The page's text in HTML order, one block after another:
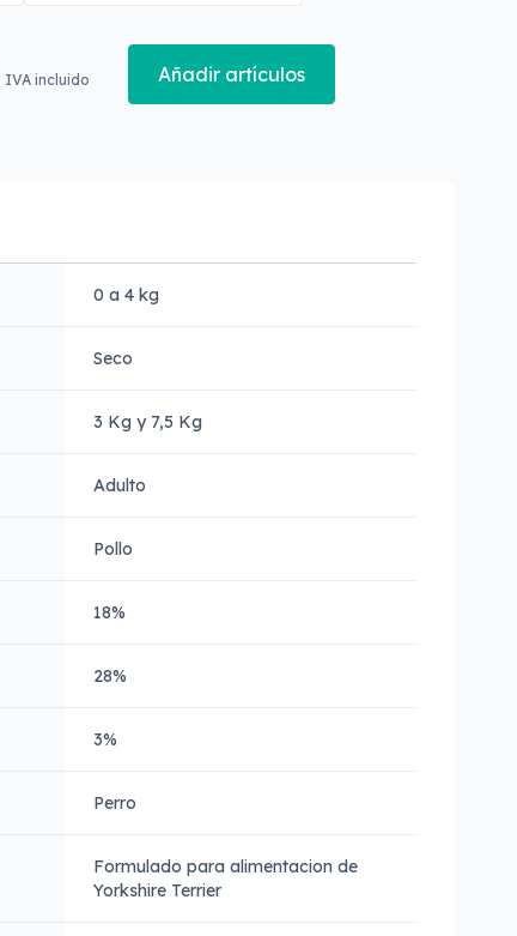
IVA incluido Añadir artículos
0 a 4 kg
Seco
3 Kg y 7,5 Kg
Adulto
Pollo
18%
28%
3%
Perro
Formulado para alimentacion de
Yorkshire Terrier